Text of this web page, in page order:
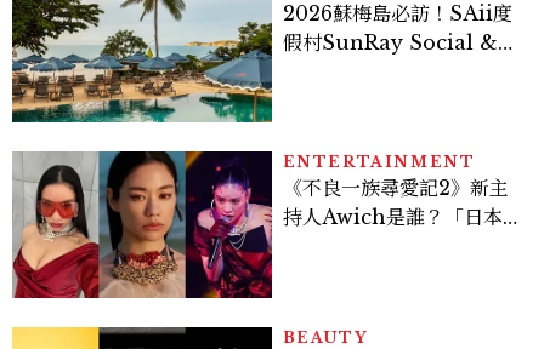
2026蘇梅島必訪！SAii度
假村SunRay Social &
ENTERTAINMENT
《不良一族尋愛記2》新主
持人Awich是誰？「日本嘻
BEAUTY